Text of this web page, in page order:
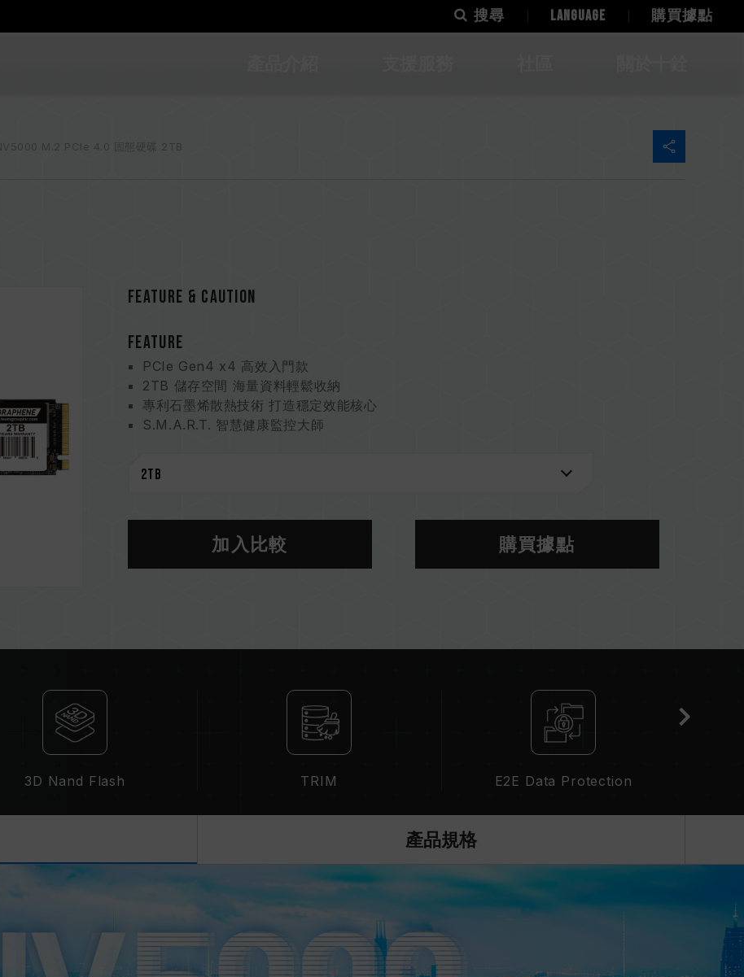
搜尋 LANGUAGE 購買據點
NV5000 M.2 PCIe 4.0 固態硬碟 2TB
FEATURE & CAUTION
FEATURE
PCIe Gen4 x4 高效入門款
2TB 儲存空間 海量資料輕鬆收納
專利石墨烯散熱技術 打造穩定效能核心
S.M.A.R.T. 智慧健康監控大師
石墨烯散熱標籤貼專利
中國新型專利（證書號：CN 217135922 U）
S.M.A.R.T. 專利軟體
加入比較 購買據點
3D Nand Flash TRIM E2E Data Protection
產品規格